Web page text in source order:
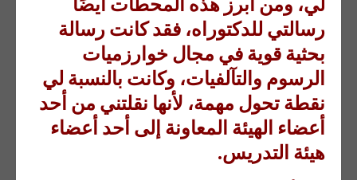
رسالتي للدكتوراه، فقد كانت رسالة
بحثية قوية في مجال خوارزميات
الرسوم والتآلفيات، وكانت بالنسبة لي
نقطة تحول مهمة، لأنها نقلتني من أحد
أعضاء الهيئة المعاونة إلى أحد أعضاء
هيئة التدريس.